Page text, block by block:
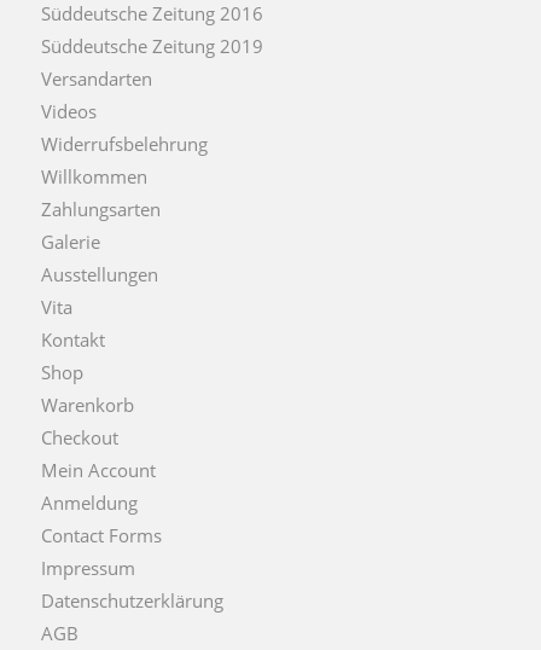
Süddeutsche Zeitung 2016
Süddeutsche Zeitung 2019
Versandarten
Videos
Widerrufsbelehrung
Willkommen
Zahlungsarten
Galerie
Ausstellungen
Vita
Kontakt
Shop
Warenkorb
Checkout
Mein Account
Anmeldung
Contact Forms
Impressum
Datenschutzerklärung
AGB